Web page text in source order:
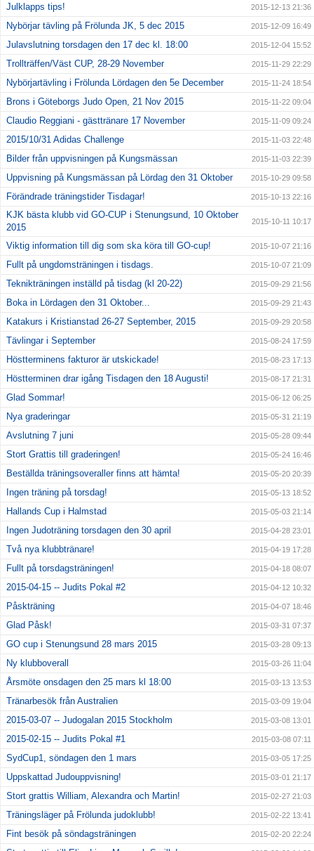
Julklapps tips! 2015-12-13 21:36
Nybörjar tävling på Frölunda JK, 5 dec 2015 2015-12-09 16:49
Julavslutning torsdagen den 17 dec kl. 18:00 2015-12-04 15:52
Trollträffen/Väst CUP, 28-29 November 2015-11-29 22:29
Nybörjartävling i Frölunda Lördagen den 5e December 2015-11-24 18:54
Brons i Göteborgs Judo Open, 21 Nov 2015 2015-11-22 09:04
Claudio Reggiani - gästtränare 17 November 2015-11-09 09:24
2015/10/31 Adidas Challenge 2015-11-03 22:48
Bilder från uppvisningen på Kungsmässan 2015-11-03 22:39
Uppvisning på Kungsmässan på Lördag den 31 Oktober 2015-10-29 09:58
Förändrade träningstider Tisdagar! 2015-10-13 22:16
KJK bästa klubb vid GO-CUP i Stenungsund, 10 Oktober
2015
2015-10-11 10:17
Viktig information till dig som ska köra till GO-cup! 2015-10-07 21:16
Fullt på ungdomsträningen i tisdags. 2015-10-07 21:09
Teknikträningen inställd på tisdag (kl 20-22) 2015-09-29 21:56
Boka in Lördagen den 31 Oktober... 2015-09-29 21:43
Katakurs i Kristianstad 26-27 September, 2015 2015-09-29 20:58
Tävlingar i September 2015-08-24 17:59
Höstterminens fakturor är utskickade! 2015-08-23 17:13
Höstterminen drar igång Tisdagen den 18 Augusti! 2015-08-17 21:31
Glad Sommar! 2015-06-12 06:25
Nya graderingar 2015-05-31 21:19
Avslutning 7 juni 2015-05-28 09:44
Stort Grattis till graderingen! 2015-05-24 16:46
Beställda träningsoveraller finns att hämta! 2015-05-20 20:39
Ingen träning på torsdag! 2015-05-13 18:52
Hallands Cup i Halmstad 2015-05-03 21:14
Ingen Judoträning torsdagen den 30 april 2015-04-28 23:01
Två nya klubbtränare! 2015-04-19 17:28
Fullt på torsdagsträningen! 2015-04-18 08:07
2015-04-15 -- Judits Pokal #2 2015-04-12 10:32
Påskträning 2015-04-07 18:46
Glad Påsk! 2015-03-31 07:37
GO cup i Stenungsund 28 mars 2015 2015-03-28 09:13
Ny klubboverall 2015-03-26 11:04
Årsmöte onsdagen den 25 mars kl 18:00 2015-03-13 13:53
Tränarbesök från Australien 2015-03-09 19:04
2015-03-07 -- Judogalan 2015 Stockholm 2015-03-08 13:01
2015-02-15 -- Judits Pokal #1 2015-03-08 07:11
SydCup1, söndagen den 1 mars 2015-03-05 17:25
Uppskattad Judouppvisning! 2015-03-01 21:17
Stort grattis William, Alexandra och Martin! 2015-02-27 21:03
Träningsläger på Frölunda judoklubb! 2015-02-22 13:41
Fint besök på söndagsträningen 2015-02-20 22:24